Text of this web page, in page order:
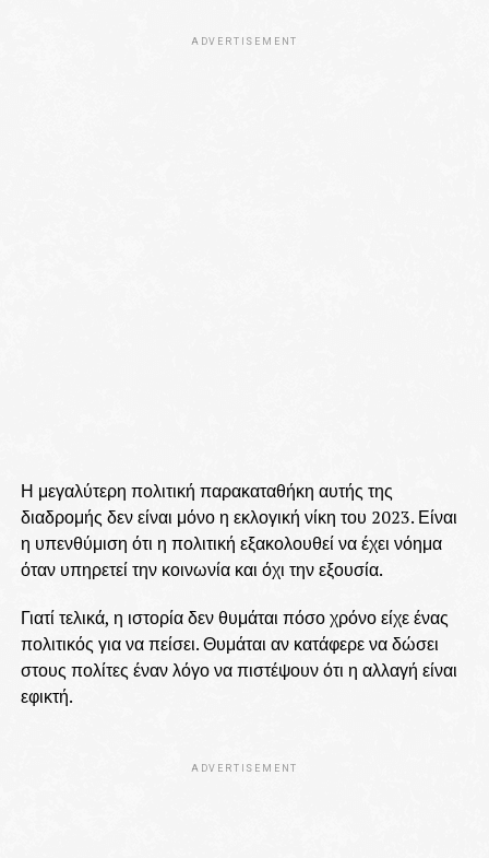
ADVERTISEMENT
Η μεγαλύτερη πολιτική παρακαταθήκη αυτής της
διαδρομής δεν είναι μόνο η εκλογική νίκη του 2023. Είναι
η υπενθύμιση ότι η πολιτική εξακολουθεί να έχει νόημα
όταν υπηρετεί την κοινωνία και όχι την εξουσία.
Γιατί τελικά, η ιστορία δεν θυμάται πόσο χρόνο είχε ένας
πολιτικός για να πείσει. Θυμάται αν κατάφερε να δώσει
στους πολίτες έναν λόγο να πιστέψουν ότι η αλλαγή είναι
εφικτή.
ADVERTISEMENT